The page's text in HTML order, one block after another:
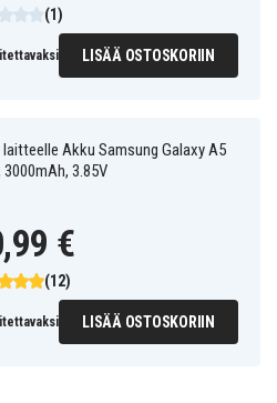
(1)
LISÄÄ OSTOSKORIIN
Akku Samsung Galaxy A5
3000mAh, 3.85V
(12)
€
LISÄÄ OSTOSKORIIN